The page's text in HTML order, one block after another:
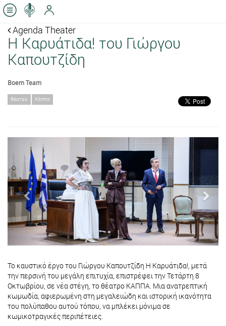
Agenda Theater
Η Καρυάτιδα! του Γιώργου
Καπουτζίδη
Boem Team
θέατρο Κάππα
Previous
Το καυστικό έργο του Γιώργου Καπουτζίδη Η Καρυάτιδα!, μετά
την περσινή του μεγάλη επιτυχία, επιστρέφει την Τετάρτη 8
Οκτωβρίου, σε νέα στέγη, το θέατρο ΚΑΠΠΑ. Μια ανατρεπτική
κωμωδία, αφιερωμένη στη μεγαλειώδη και ιστορική ικανότητα
του πολύπαθου αυτού τόπου, να μπλέκει μόνιμα σε
κωμικοτραγικές περιπέτειες.